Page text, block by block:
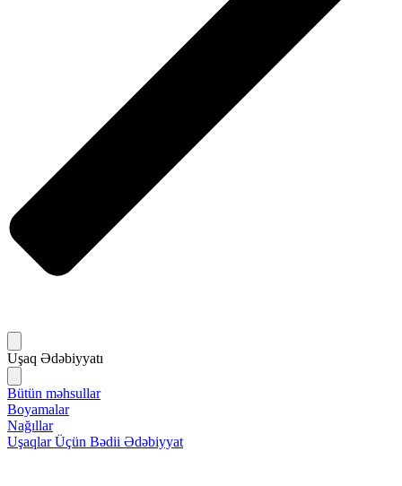
Uşaq Ədəbiyyatı
Bütün məhsullar
Boyamalar
Nağıllar
Uşaqlar Üçün Bədii Ədəbiyyat